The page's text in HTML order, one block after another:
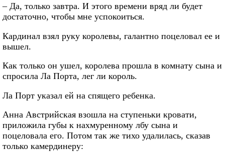
– Да, только завтра. И этого времени вряд ли будет
достаточно, чтобы мне успокоиться.
Кардинал взял руку королевы, галантно поцеловал ее и
вышел.
Как только он ушел, королева прошла в комнату сына и
спросила Ла Порта, лег ли король.
Ла Порт указал ей на спящего ребенка.
Анна Австрийская взошла на ступеньки кровати,
приложила губы к нахмуренному лбу сына и
поцеловала его. Потом так же тихо удалилась, сказав
только камердинеру: